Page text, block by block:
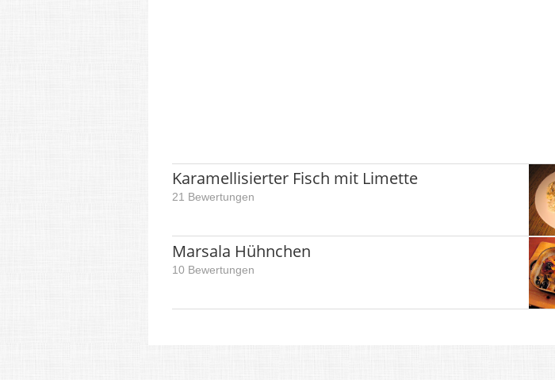
Karamellisierter Fisch mit Limette
21 Bewertungen
Marsala Hühnchen
10 Bewertungen